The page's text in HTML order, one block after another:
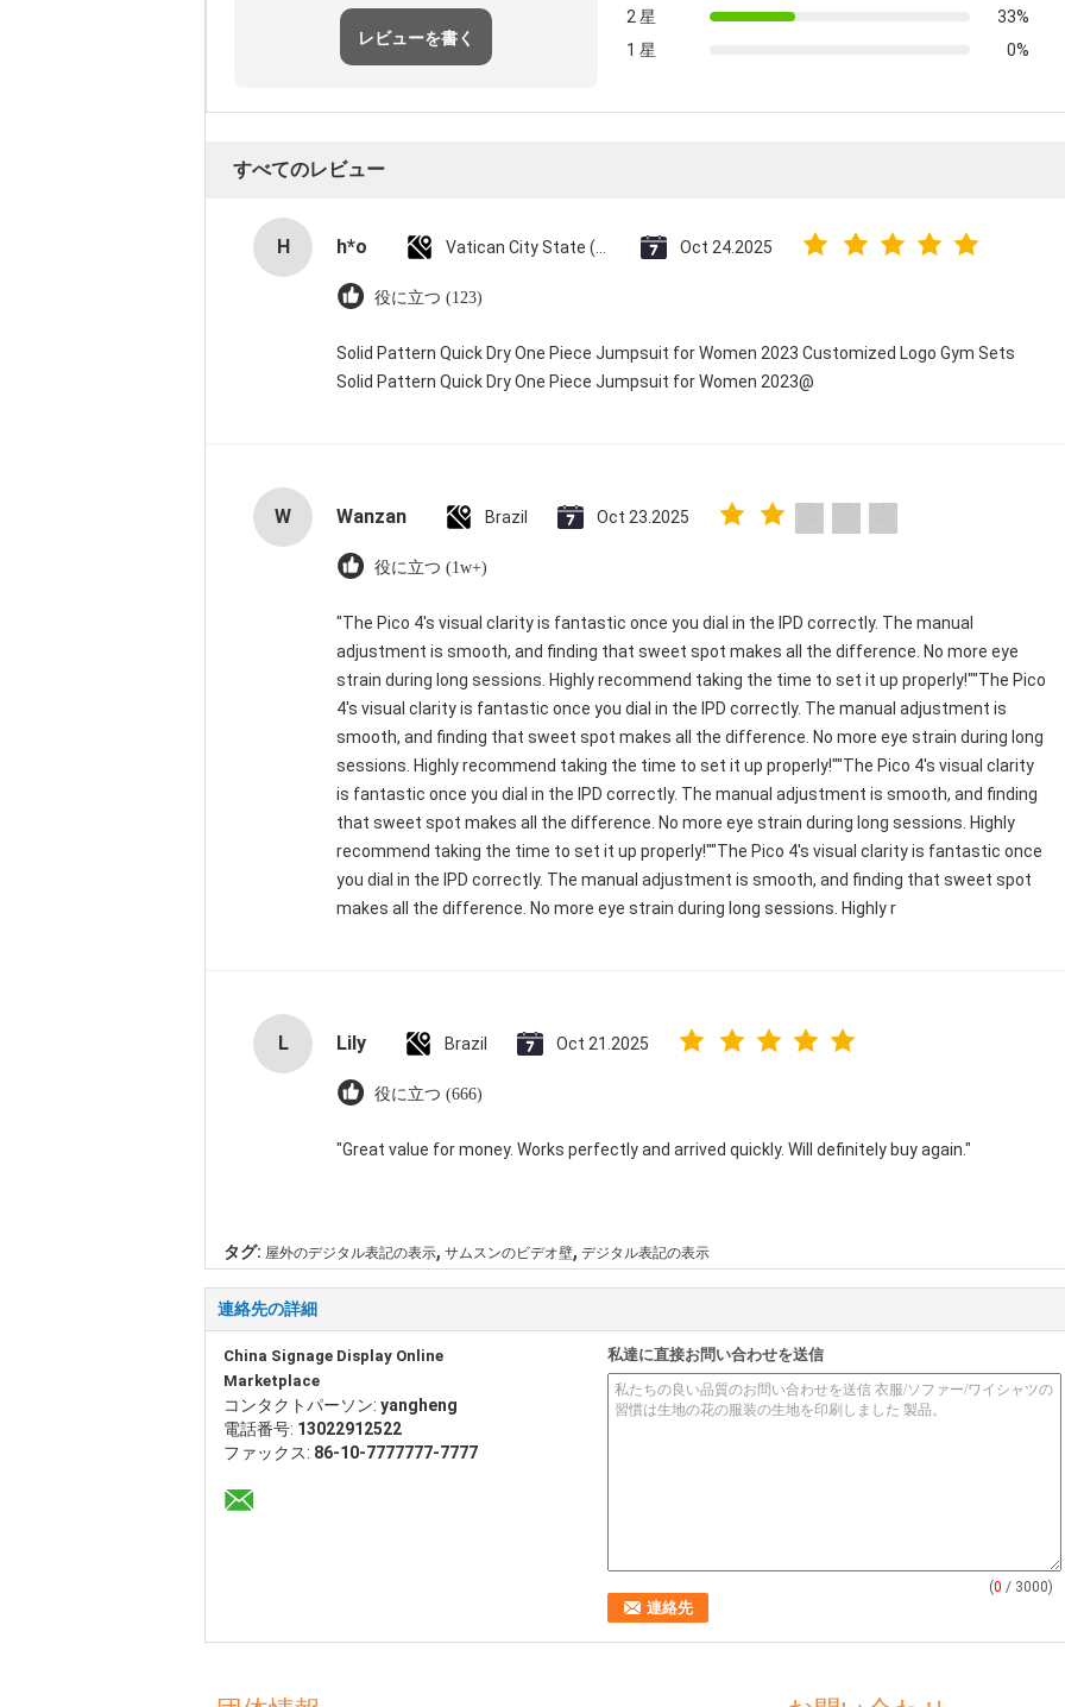
レビューを書く
2 星
33%
1 星
0%
すべてのレビュー
H h*o Oct 24.2025
役に立つ (123)
Solid Pattern Quick Dry One Piece Jumpsuit for Women 2023 Customized Logo Gym Sets
Solid Pattern Quick Dry One Piece Jumpsuit for Women 2023@
W Wanzan Brazil Oct 23.2025
役に立つ (1w+)
"The Pico 4's visual clarity is fantastic once you dial in the IPD correctly. The manual
adjustment is smooth, and finding that sweet spot makes all the difference. No more eye
strain during long sessions. Highly recommend taking the time to set it up properly!""The Pico
4's visual clarity is fantastic once you dial in the IPD correctly. The manual adjustment is
smooth, and finding that sweet spot makes all the difference. No more eye strain during long
sessions. Highly recommend taking the time to set it up properly!""The Pico 4's visual clarity
is fantastic once you dial in the IPD correctly. The manual adjustment is smooth, and finding
that sweet spot makes all the difference. No more eye strain during long sessions. Highly
recommend taking the time to set it up properly!""The Pico 4's visual clarity is fantastic once
you dial in the IPD correctly. The manual adjustment is smooth, and finding that sweet spot
makes all the difference. No more eye strain during long sessions. Highly r
L Lily Brazil Oct 21.2025
役に立つ (666)
"Great value for money. Works perfectly and arrived quickly. Will definitely buy again."
タグ: 屋外のデジタル表記の表示, サムスンのビデオ壁, デジタル表記の表示
連絡先の詳細
China Signage Display Online
Marketplace
コンタクトパーソン: yangheng
電話番号: 13022912522
ファックス: 86-10-7777777-7777
私達に直接お問い合わせを送信
(0 / 3000)